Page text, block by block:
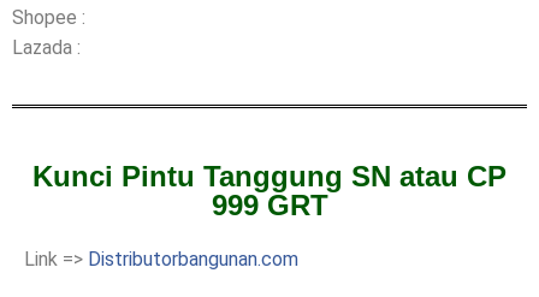
Shopee :
Lazada :
Kunci Pintu Tanggung SN atau CP
999 GRT
Link => Distributorbangunan.com